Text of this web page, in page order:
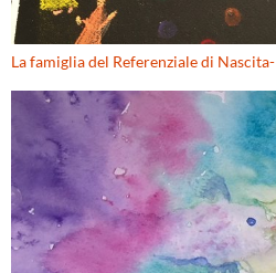
La famiglia del Referenziale di Nascita-